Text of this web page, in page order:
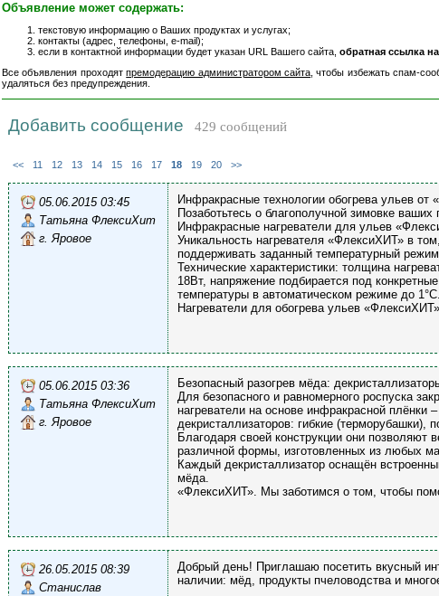
Объявление может содержать:
текстовую информацию о Ваших продуктах и услугах;
контакты (адрес, телефоны, e-mail);
если в контактной информации будет указан URL Вашего сайта, обратная ссылка
Все объявления проходятпремодерацию администратором сайта , чтобы избежать спам-
удаляться без предупреждения.
Добавить сообщение 429 сообщений
<< 11 12 13 14 15 16 17 18 19 20 >>
05.06.2015 03:45
Татьяна ФлексиХит
г. Яровое
Инфракрасные технологии обогрева ульев от
Позаботьтесь о благополучной зимовке
Инфракрасные нагреватели для ульев
Уникальность нагревателя «ФлексиХИТ» в
поддерживать заданный температурный
Технические характеристики: толщина
18Вт, напряжение подбирается под
температуры в автоматическом режиме до 1°С.
Нагреватели для обогрева ульев
05.06.2015 03:36
Татьяна ФлексиХит
г. Яровое
Безопасный разогрев мёда:
Для безопасного и равномерного роспуска
нагреватели на основе инфракрасной
декристаллизаторов: гибкие (терморубашки),
Благодаря своей конструкции они позволяют
различной формы, изготовленных из любых
Каждый декристаллизатор оснащён
мёда.
«ФлексиХИТ». Мы заботимся о том, чтобы
26.05.2015 08:39
Станислав
Добрый день! Приглашаю посетить вкусный
наличии: мёд, продукты пчеловодства и